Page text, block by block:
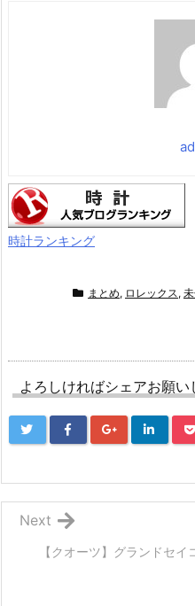
おん
ガー
ス充
Uバ
久性
時計ランキング
まとめ, ロレックス,
よろしければシェアお願い
【クオーツ】グランドセ
Next